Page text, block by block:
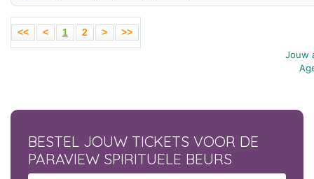
<< < 1 2 >
>>
Jouw
BESTEL JOUW TICKETS VOOR DE
PARAVIEW SPIRITUELE BEURS